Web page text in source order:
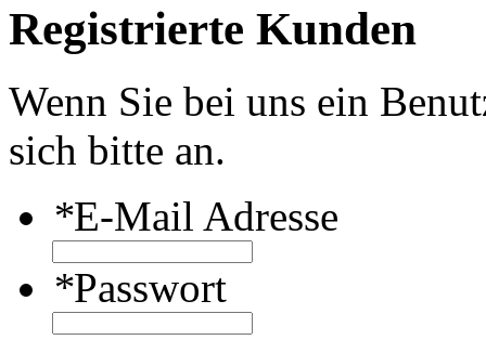
Registrierte Kunden
Wenn Sie bei uns ein
sich bitte an.
*E-Mail Adresse
*Passwort